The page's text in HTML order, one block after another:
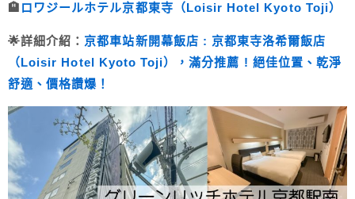
🏨 ロワジールホテル京都東寺（Loisir Hotel Kyoto Toji）
🌟詳細介紹： 京都車站新開幕飯店 : 京都東寺洛希爾飯店
（Loisir Hotel Kyoto Toji），滿分推薦 ! 絕佳位置、乾淨
舒適、價格讚爆！